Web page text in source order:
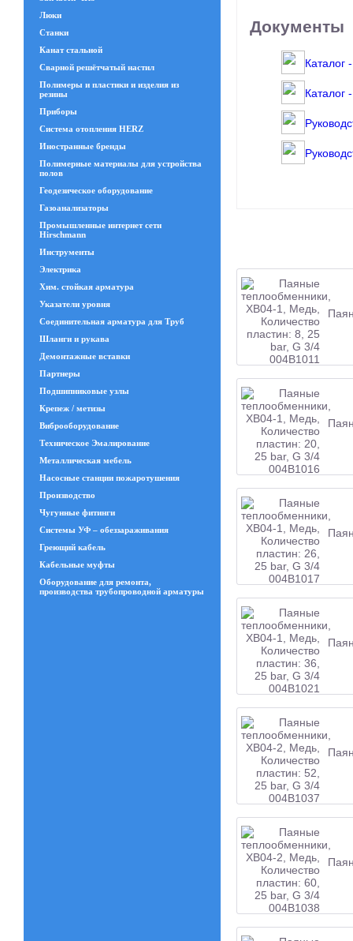
Люки
Станки
Канат стальной
Сварной решётчатый настил
Полимеры и пластики и изделия из
резины
Приборы
Система отопления HERZ
Иностранные бренды
Полимерные материалы для устройства
полов
Геодезическое оборудование
Газоанализаторы
Промышленные интернет сети
Hirschmann
Инструменты
Электрика
Хим. стойкая арматура
Указатели уровня
Соединительная арматура для Труб
Шланги и рукава
Демонтажные вставки
Партнеры
Подшипниковые узлы
Крепеж / метизы
Виброоборудование
Техническое Эмалирование
Металлическая мебель
Насосные станции пожаротушения
Производство
Чугунные фитинги
Системы УФ – обеззараживания
Греющий кабель
Кабельные муфты
Оборудование для ремонта,
производства трубопроводной арматуры
Документы
Каталог
Каталог